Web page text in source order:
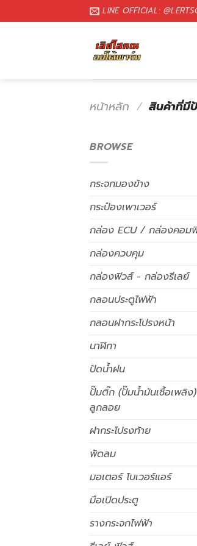
LINE OFFICIAL:
หน้าหลัก / สินค้าที่มี
BROWSE
กระจกมองข้าง
กระป๋องเพาเวอร์
กล่อง ECU / กล่องคอม
กล่องควบคุม
กล่องฟิวส์ - กล่องรีเลย์
กลอนประตูไฟฟ้า
กลอนฝากระโปรงหน้า
นาฬิกา
ปัดน้ำฝน
ปั๊มติ๊ก (ปั๊มน้ำมันเชื้อเพลิง
ลูกลอย
ฝากระโปรงท้าย
พัดลม
มอเตอร์ โบเวอร์แอร์
มือเปิดประตู
รางกระจกไฟฟ้า